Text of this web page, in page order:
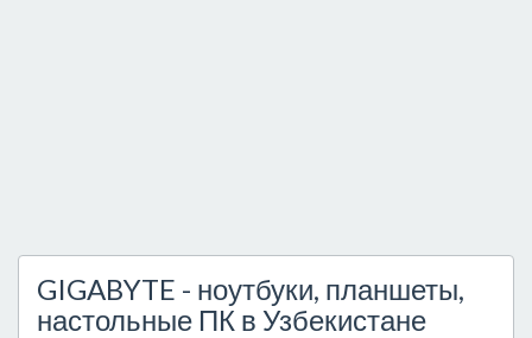
GIGABYTE - ноутбуки, планшеты,
настольные ПК в Узбекистане